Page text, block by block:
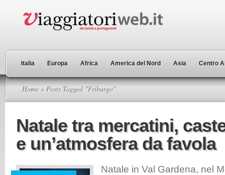
Italia Europa Africa America del Nord Asia Centro
Home » Posts Tagged "Friburgo"
Natale tra mercatini,
e un’atmosfera da favola
Natale in Val Gardena, nel